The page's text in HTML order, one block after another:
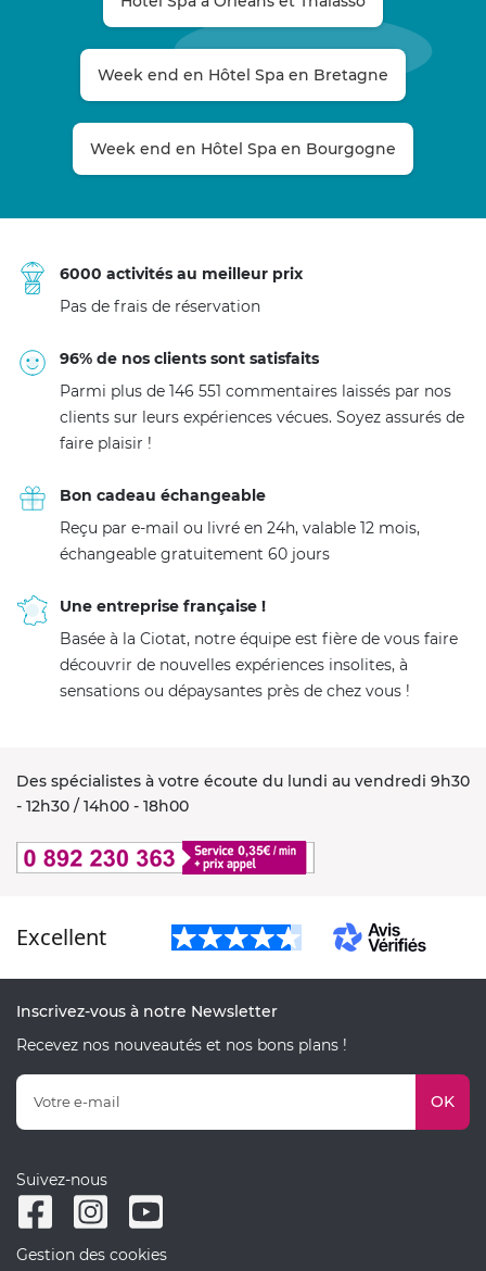
Week end en Hôtel Spa en Bretagne
Week end en Hôtel Spa en Bourgogne
6000 activités au meilleur prix
Pas de frais de réservation
96% de nos clients sont satisfaits
Parmi plus de 146 551 commentaires laissés par nos
clients sur leurs expériences vécues. Soyez assurés de
faire plaisir !
Bon cadeau échangeable
Reçu par e-mail ou livré en 24h, valable 12 mois,
échangeable gratuitement 60 jours
Une entreprise française !
Basée à la Ciotat, notre équipe est fière de vous faire
découvrir de nouvelles expériences insolites, à
sensations ou dépaysantes près de chez vous !
Des spécialistes à votre écoute du lundi au vendredi 9h30
- 12h30 / 14h00 - 18h00
Excellent
Inscrivez-vous à notre Newsletter
Recevez nos nouveautés et nos bons plans !
OK
Suivez-nous
Gestion des cookies